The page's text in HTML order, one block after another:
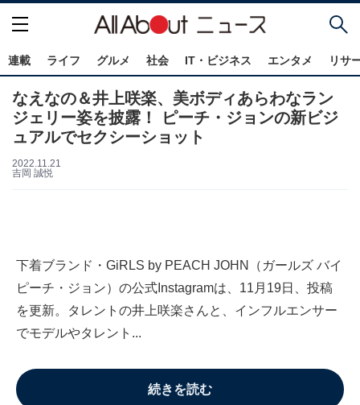
連載 ライフ グルメ 社会 IT・ビジネス エンタメ リサ
なえなの＆井上咲楽、美ボディあらわなラン
ジェリー姿を披露！ ピーチ・ジョンの新ビジ
ュアルでセクシーショット
2022.11.21
吉岡 誠悦
下着ブランド・GiRLS by PEACH JOHN（ガールズ バイ
ピーチ・ジョン）の公式Instagramは、11月19日、投稿
を更新。タレントの井上咲楽さんと、インフルエンサー
でモデルやタレント...
続きを読む